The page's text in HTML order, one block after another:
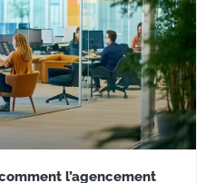
l’agencement